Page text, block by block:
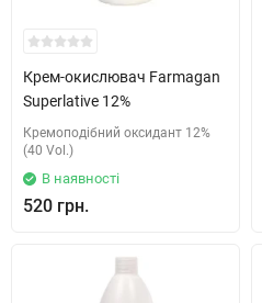
Крем-окислювач Farmagan
Superlative 12%
Кремоподібний оксидант 12%
(40 Vol.)
В наявності
520 грн.